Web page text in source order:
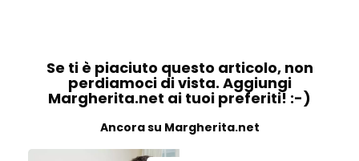
Se ti è piaciuto questo articolo, non
perdiamoci di vista. Aggiungi
Margherita.net ai tuoi preferiti! :-)
Ancora su Margherita.net